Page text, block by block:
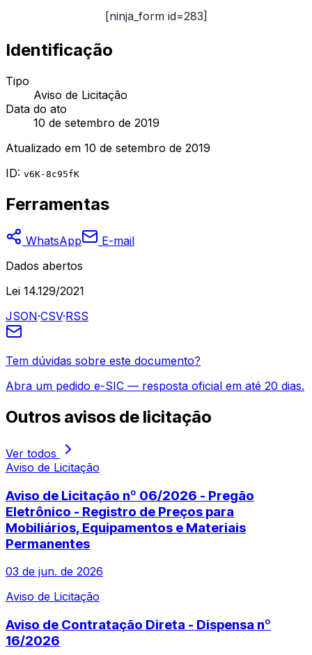
[ninja_form id=283]
Identificação
Tipo
Aviso de Licitação
Data do ato
10 de setembro de 2019
Atualizado em 10 de setembro de 2019
ID: v6K-8c95fK
Ferramentas
WhatsApp
E-mail
Dados abertos
Lei 14.129/2021
JSON·CSV·RSS
Tem dúvidas sobre este documento?
Abra um pedido e-SIC — resposta oficial em até 20 dias.
Outros avisos de licitação
Ver todos
Aviso de Licitação
Aviso de Licitação nº 06/2026 - Pregão
Eletrônico - Registro de Preços para
Mobiliários, Equipamentos e Materiais
Permanentes
03 de jun. de 2026
Aviso de Licitação
Aviso de Contratação Direta - Dispensa nº
16/2026